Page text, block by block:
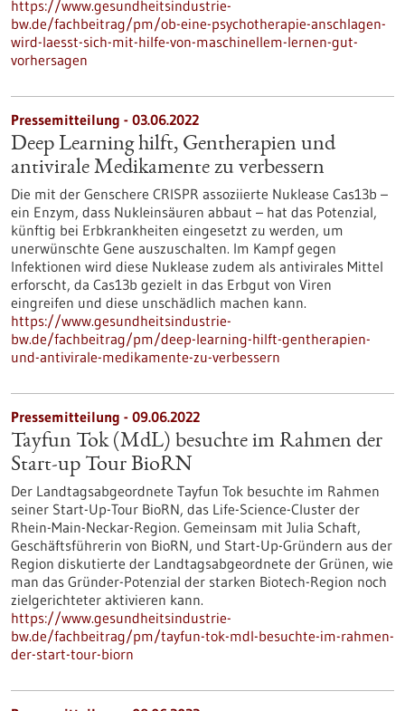
https://www.gesundheitsindustrie-
bw.de/fachbeitrag/pm/ob-eine-psychotherapie-anschlagen-
wird-laesst-sich-mit-hilfe-von-maschinellem-lernen-gut-
vorhersagen
Pressemitteilung - 03.06.2022
Deep Learning hilft, Gentherapien und
antivirale Medikamente zu verbessern
Die mit der Genschere CRISPR assoziierte Nuklease Cas13b –
ein Enzym, dass Nukleinsäuren abbaut – hat das Potenzial,
künftig bei Erbkrankheiten eingesetzt zu werden, um
unerwünschte Gene auszuschalten. Im Kampf gegen
Infektionen wird diese Nuklease zudem als antivirales Mittel
erforscht, da Cas13b gezielt in das Erbgut von Viren
eingreifen und diese unschädlich machen kann.
https://www.gesundheitsindustrie-
bw.de/fachbeitrag/pm/deep-learning-hilft-gentherapien-
und-antivirale-medikamente-zu-verbessern
Pressemitteilung - 09.06.2022
Tayfun Tok (MdL) besuchte im Rahmen der
Start-up Tour BioRN
Der Landtagsabgeordnete Tayfun Tok besuchte im Rahmen
seiner Start-Up-Tour BioRN, das Life-Science-Cluster der
Rhein-Main-Neckar-Region. Gemeinsam mit Julia Schaft,
Geschäftsführerin von BioRN, und Start-Up-Gründern aus der
Region diskutierte der Landtagsabgeordnete der Grünen, wie
man das Gründer-Potenzial der starken Biotech-Region noch
zielgerichteter aktivieren kann.
https://www.gesundheitsindustrie-
bw.de/fachbeitrag/pm/tayfun-tok-mdl-besuchte-im-rahmen-
der-start-tour-biorn